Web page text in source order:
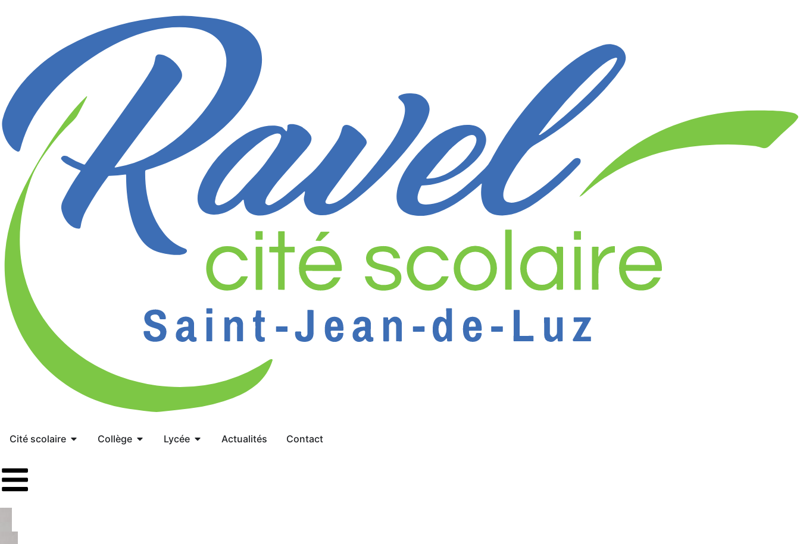
Cité scolaire Collège Lycée Actualités Contact